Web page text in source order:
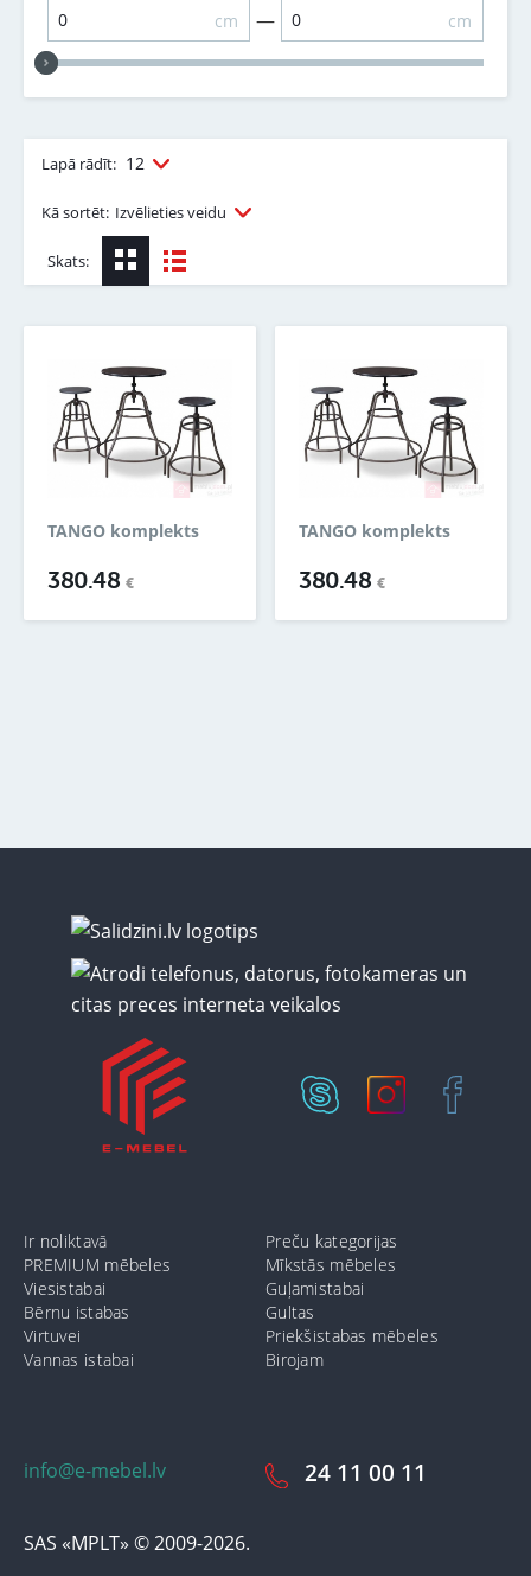
cm — cm
Lapā rādīt: 12
Kā sortēt: Izvēlieties veidu
Skats:
TANGO komplekts
380.48€
TANGO komplekts
380.48€
info@e-mebel.lv
SAS «MPLT» © 2009-2026.
24 11 00 11
Ir noliktavā
Preču kategorijas
PREMIUM mēbeles
Mīkstās mēbeles
Viesistabai
Guļamistabai
Bērnu istabas
Gultas
Virtuvei
Priekšistabas mēbeles
Vannas istabai
Birojam